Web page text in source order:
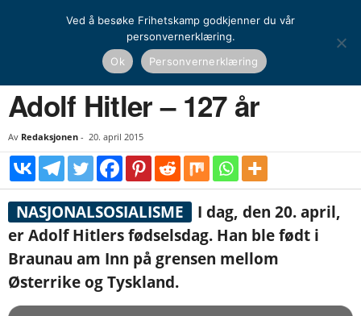
Europeisk historie Adolf Hitler – 127 år
EUROPEISK HISTORIE VERDENSANSKUELSE NASJONALSOSIALISME
Adolf Hitler – 127 år
Av Redaksjonen - 20. april 2015
NASJONALSOSIALISME
I dag, den 20. april,
er Adolf Hitlers fødselsdag. Han ble født i
Braunau am Inn på grensen mellom
Østerrike og Tyskland.
Ved å besøke Frihetskamp godkjenner du vår
personvernerklæring.
Ok
Personvernerklæring